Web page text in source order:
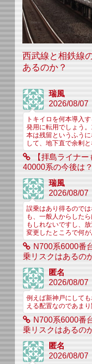
西武線と相鉄線
あるのか？
瑞風
2026/08/07
トキイロを何本導入
発用に転用でしょう
本は残留というふう
して、地下直で余剰
【拝島ライナ
40000系の今後は？
瑞風
2026/08/07
誤乗はあり得るので
も、一般人からした
もしれないですし、
変更したところで何
N700系6000番
乗リスクはあるの
匿名
2026/08/07
例えば新神戸にして
える配置なのであま
N700系6000番
乗リスクはあるの
匿名
2026/08/07